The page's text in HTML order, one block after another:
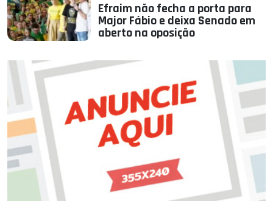
Efraim não fecha a porta para
Major Fábio e deixa Senado em
aberto na oposição